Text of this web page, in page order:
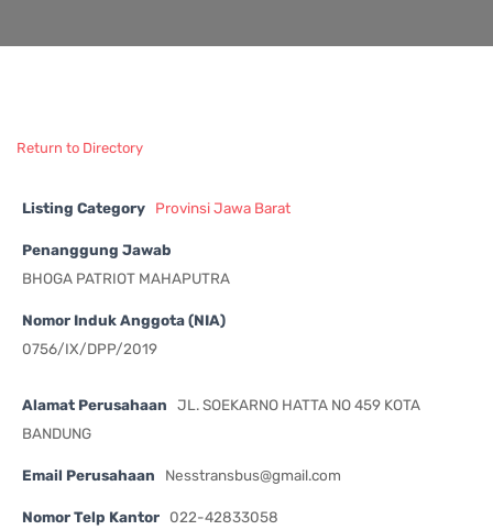
Return to Directory
Listing Category Provinsi Jawa Barat
Penanggung Jawab
BHOGA PATRIOT MAHAPUTRA
Nomor Induk Anggota (NIA)
0756/IX/DPP/2019
Alamat Perusahaan
JL. SOEKARNO HATTA NO 459 KOTA
BANDUNG
Email Perusahaan Nesstransbus@gmail.com
Nomor Telp Kantor 022-42833058